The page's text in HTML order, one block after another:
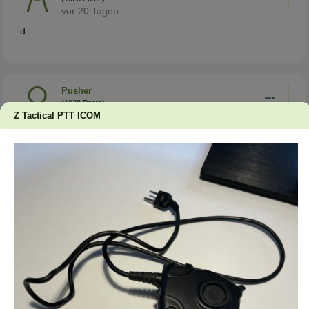
Z Tactical PTT ICOM
vor 20 Tagen
d
Pusher
(1928 Posts)
vorgestern
andere Artikel des Verkäufers: